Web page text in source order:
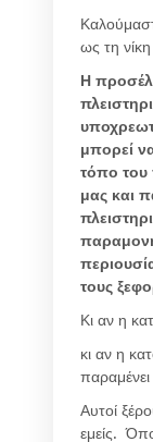
ως τη νίκη
Η
μπορεί
τόπο του
μας και
τους
Κι αν η
κι αν η
Αυτοί
εμείς.